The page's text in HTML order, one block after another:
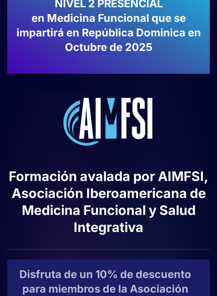
NIVEL 2 PRESENCIAL
en Medicina Funcional que se
impartirá en República Dominica en
Octubre de 2025
Formación avalada por AIMFSI,
Asociación Iberoamericana de
Medicina Funcional y Salud
Integrativa
Disfruta de un 10% de descuento
para miembros de la Asociación